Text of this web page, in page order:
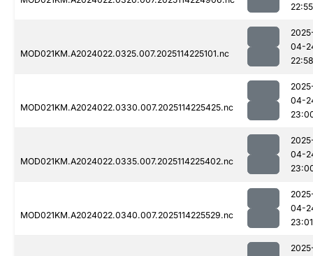
22:55
MOD021KM.A2024022.0325.007.2025114225101.nc
04-
22:58
MOD021KM.A2024022.0330.007.2025114225425.nc
04-
MOD021KM.A2024022.0335.007.2025114225402.nc
04-
MOD021KM.A2024022.0340.007.2025114225529.nc
04-
23:01